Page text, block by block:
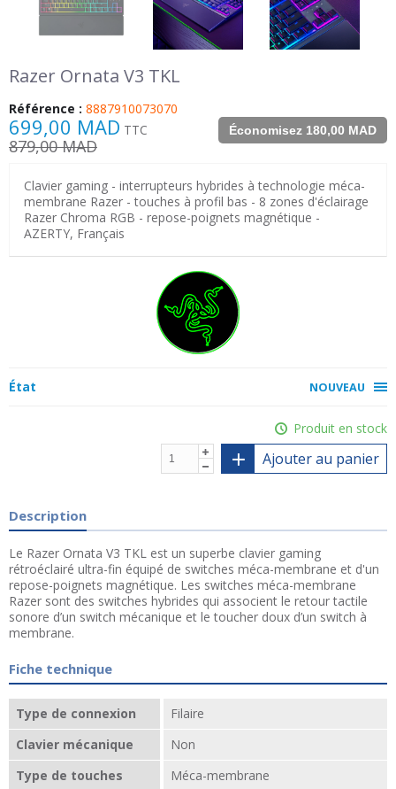
Razer Ornata V3 TKL
Référence : 8887910073070
Économisez 180,00 MAD
699,00 MAD TTC
879,00 MAD
Clavier gaming - interrupteurs hybrides à technologie méca-
membrane Razer - touches à profil bas - 8 zones d'éclairage
Razer Chroma RGB - repose-poignets magnétique -
AZERTY, Français
État NOUVEAU
Produit en stock
Ajouter au panier
Description
Le Razer Ornata V3 TKL est un superbe clavier gaming
rétroéclairé ultra-fin équipé de switches méca-membrane et d'un
repose-poignets magnétique. Les switches méca-membrane
Razer sont des switches hybrides qui associent le retour tactile
sonore d’un switch mécanique et le toucher doux d’un switch à
membrane.
Fiche technique
Type de connexion
Filaire
Clavier mécanique
Non
Type de touches
Méca-membrane